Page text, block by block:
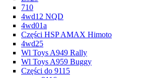
710
4wd12 NQD
4wd01a
Części HSP AMAX Himoto
4wd25
Wl Toys A949 Rally
Wl Toys A959 Buggy
Części do 9115